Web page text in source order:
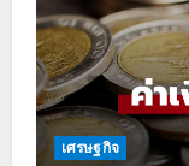
เศรษฐกิจ